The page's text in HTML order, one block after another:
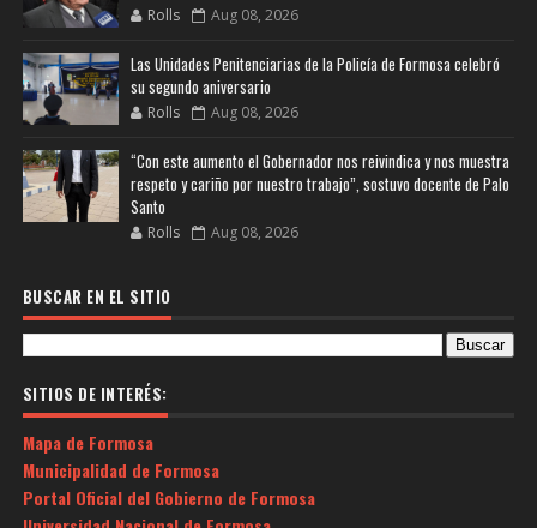
Rolls Aug 08, 2026
Las Unidades Penitenciarias de la Policía de Formosa celebró
su segundo aniversario
Rolls Aug 08, 2026
“Con este aumento el Gobernador nos reivindica y nos muestra
respeto y cariño por nuestro trabajo”, sostuvo docente de Palo
Santo
Rolls Aug 08, 2026
BUSCAR EN EL SITIO
SITIOS DE INTERÉS:
Mapa de Formosa
Municipalidad de Formosa
Portal Oficial del Gobierno de Formosa